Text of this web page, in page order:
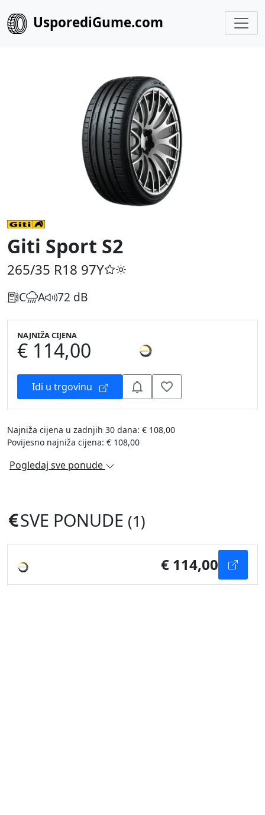
UsporediGume.com
Giti Sport S2
265/35 R18 97Y
C A 72 dB
NAJNIŽA CIJENA
€ 114,00
Idi u trgovinu
Najniža cijena u zadnjih 30 dana: € 108,00
Povijesno najniža cijena: € 108,00
Pogledaj sve ponude
SVE PONUDE (1)
€ 114,00